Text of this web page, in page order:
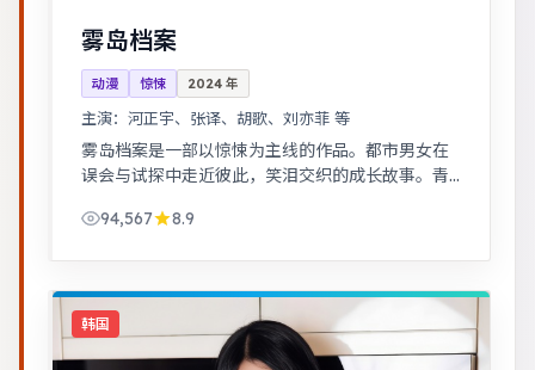
雾岛档案
动漫 惊悚 2024 年
主演： 河正宇、张译、胡歌、刘亦菲 等
雾岛档案是一部以惊悚为主线的作品。都市男女在
误会与试探中走近彼此，笑泪交织的成长故事。青
94,567
8.9
韩国